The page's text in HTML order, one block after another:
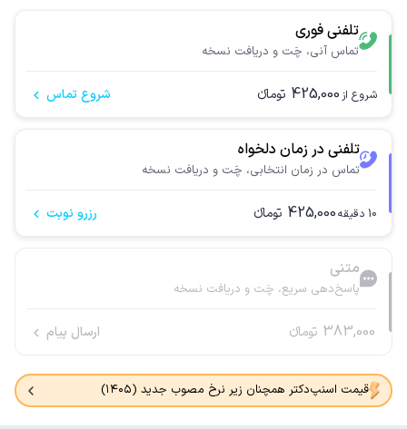
تلفنی فوری
تماس آنی، چَت و دریافت نسخه
شروع از 425,000 تومانء شروع تماس
تلفنی در زمان دلخواه
تماس در زمان انتخابی، چَت و دریافت نسخه
10 دقیقه425,000 تومانء رزرو نوبت
متنی
پاسخ‌دهی سریع، چَت و دریافت نسخه
383,000 تومانء ارسال پیام
قیمت اسنپ‌دکتر همچنان زیر نرخ مصوب جدید (۱۴۰۵)